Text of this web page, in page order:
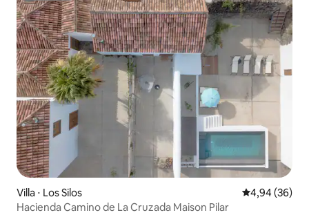
Villa ⋅ Los Silos Évaluation
4,94 (36)
Hacienda Camino de La Cruzada Maison Pilar